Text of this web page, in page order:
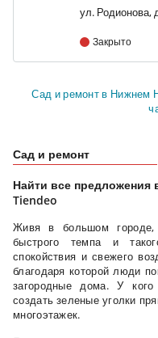
ул. Родионова,
Закрыто
Сад и ремонт в Нижнем
Сад и ремонт
Найти все предложения
Tiendeo
Живя в большом городе,
быстрого темпа и
спокойствия и свежего
благодаря которой люди
загородные дома. У кого
создать зеленые уголки
многоэтажек.